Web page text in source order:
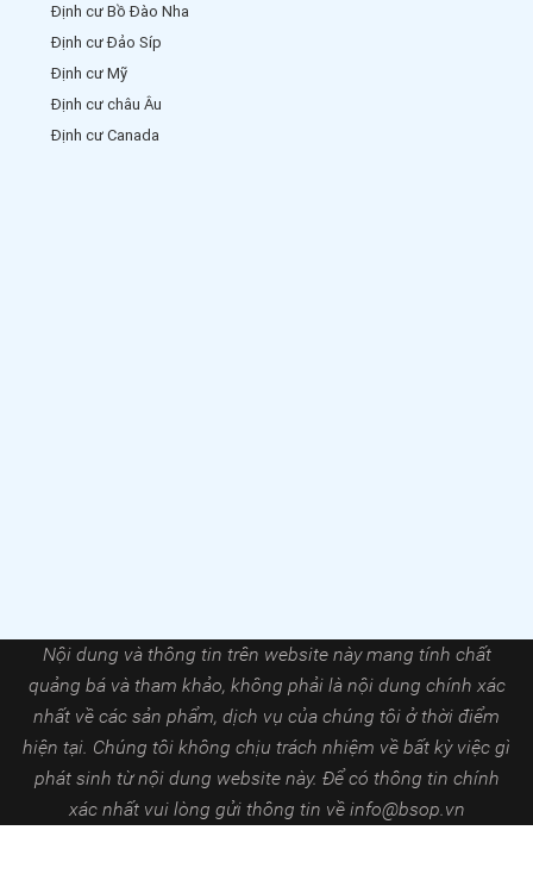
Định cư Bồ Đào Nha
Định cư Đảo Síp
Định cư Mỹ
Định cư châu Âu
Định cư Canada
Nội dung và thông tin trên website này mang tính chất
quảng bá và tham khảo, không phải là nội dung chính xác
nhất về các sản phẩm, dịch vụ của chúng tôi ở thời điểm
hiện tại. Chúng tôi không chịu trách nhiệm về bất kỳ việc gì
phát sinh từ nội dung website này. Để có thông tin chính
xác nhất vui lòng gửi thông tin về info@bsop.vn